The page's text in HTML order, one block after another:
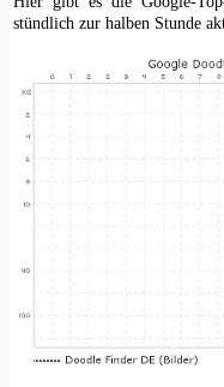
stündlich zur halben Stunde